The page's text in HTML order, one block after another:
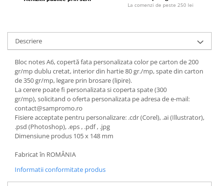
Compas scolar
Sabloane
Truse geometrie
Foarfeci
Markere evidentiatoare text
Markere permanente
Markere speciale pentru desen
Pixuri si rezerve
Genti laptop
La comenzi de peste 250 lei
Descriere
Bloc notes A6, copertă fata personalizata color pe carton de 200
gr/mp dublu cretat, interior din hartie 80 gr./mp, spate din carton
de 350 gr/mp, legare prin brosare (lipire).
La cerere poate fi personalizata si coperta spate (300
gr/mp), solicitand o oferta personalizata pe adresa de e-mail:
contact@sampromo.ro
Fisiere acceptate pentru personalizare: .cdr (Corel), .ai (Illustrator),
.psd (Photoshop), .eps , .pdf , .jpg
Dimensiune produs 105 x 148 mm
Fabricat în ROMÂNIA
Informatii conformitate produs